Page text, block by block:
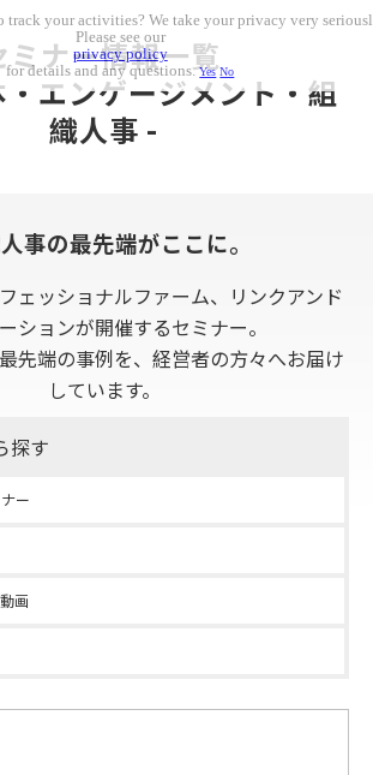
ミナー情報一覧
エンゲージメント・組
織人事 -
事の最先端がここに。
ェッショナルファーム、リンクアンド
ションが開催するセミナー。
先端の事例を、経営者の方々へお届け
しています。
探す
ー
画
track your activities? We take your privacy very
Please see our
privacy policy
for details and any questions.Yes No